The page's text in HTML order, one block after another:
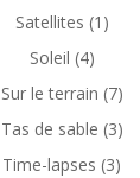
Satellites (1)
Soleil (4)
Sur le terrain (7)
Tas de sable (3)
Time-lapses (3)